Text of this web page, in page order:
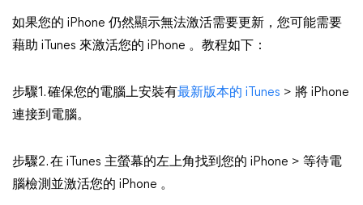
如果您的 iPhone 仍然顯示無法激活需要更新，您可能需要
藉助 iTunes 來激活您的 iPhone 。教程如下：
步驟1. 確保您的電腦上安裝有最新版本的 iTunes > 將 iPhone
連接到電腦。
步驟2. 在 iTunes 主螢幕的左上角找到您的 iPhone > 等待電
腦檢測並激活您的 iPhone 。